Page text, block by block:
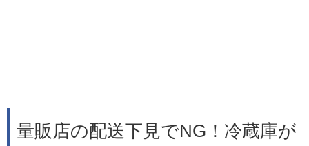
量販店の配送下見でNG！冷蔵庫が